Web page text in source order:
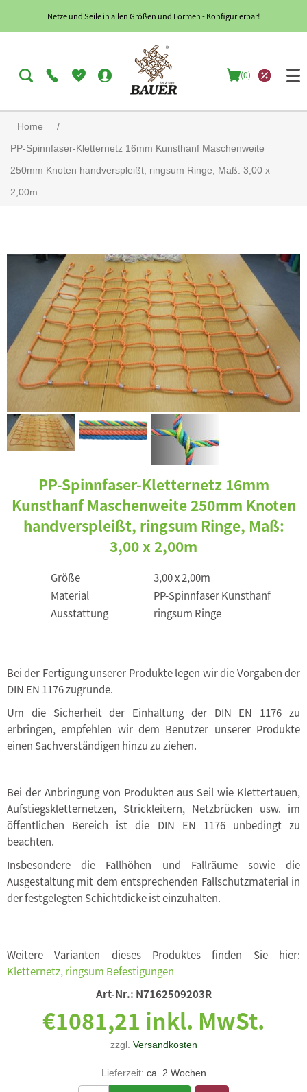
Netze und Seile in allen Größen und Formen - Konfigurierbar!
(0)
Home
/
PP-Spinnfaser-Kletternetz 16mm Kunsthanf Maschenweite
250mm Knoten handverspleißt, ringsum Ringe, Maß: 3,00 x
2,00m
PP-Spinnfaser-Kletternetz 16mm
Kunsthanf Maschenweite 250mm Knoten
handverspleißt, ringsum Ringe, Maß:
3,00 x 2,00m
Größe
3,00 x 2,00m
Material
PP-Spinnfaser Kunsthanf
Ausstattung
ringsum Ringe
Bei der Fertigung unserer Produkte legen wir die Vorgaben der
DIN EN 1176 zugrunde.
Um die Sicherheit der Einhaltung der DIN EN 1176 zu
erbringen, empfehlen wir dem Benutzer unserer Produkte
einen Sachverständigen hinzu zu ziehen.
Bei der Anbringung von Produkten aus Seil wie Klettertauen,
Aufstiegskletternetzen, Strickleitern, Netzbrücken usw. im
öffentlichen Bereich ist die DIN EN 1176 unbedingt zu
beachten.
Insbesondere die Fallhöhen und Fallräume sowie die
Ausgestaltung mit dem entsprechenden Fallschutzmaterial in
der festgelegten Schichtdicke ist einzuhalten.
Weitere Varianten dieses Produktes finden Sie hier:
Kletternetz, ringsum Befestigungen
Art-Nr.: N7162509203R
€1081,21 inkl. MwSt.
zzgl. Versandkosten
Lieferzeit: ca. 2 Wochen